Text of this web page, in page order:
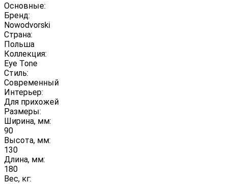
Основные:
Бренд:
Nowodvorski
Страна:
Польша
Коллекция:
Eye Tone
Стиль:
Современный
Интерьер:
Для прихожей
Размеры:
Ширина, мм:
90
Высота, мм:
130
Длина, мм:
180
Вес, кг: